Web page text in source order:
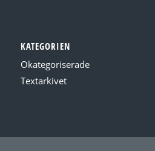
KATEGORIEN
Okategoriserade
Textarkivet